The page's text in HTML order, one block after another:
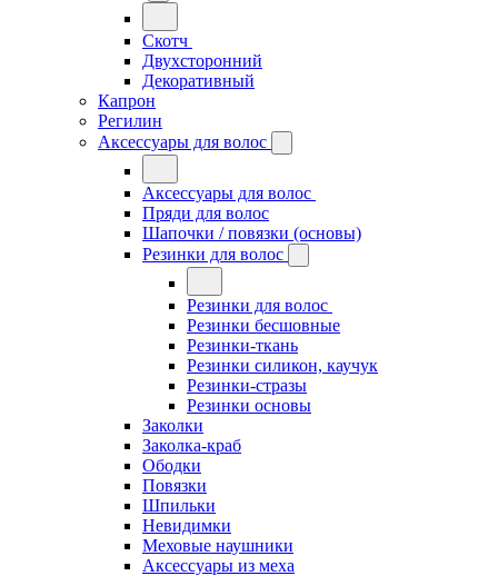
Скотч
Двухсторонний
Декоративный
Капрон
Регилин
Аксессуары для волос
Аксессуары для волос
Пряди для волос
Шапочки / повязки (основы)
Резинки для волос
Резинки для волос
Резинки бесшовные
Резинки-ткань
Резинки силикон, каучук
Резинки-стразы
Резинки основы
Заколки
Заколка-краб
Ободки
Повязки
Шпильки
Невидимки
Меховые наушники
Аксессуары из меха